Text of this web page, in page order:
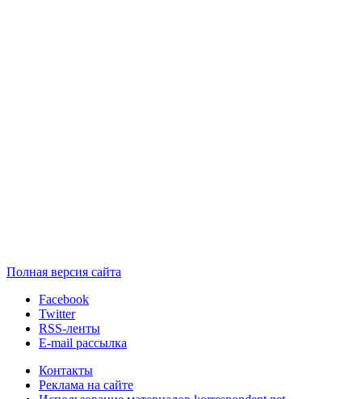
Полная версия сайта
Facebook
Twitter
RSS-ленты
E-mail рассылка
Контакты
Реклама на сайте